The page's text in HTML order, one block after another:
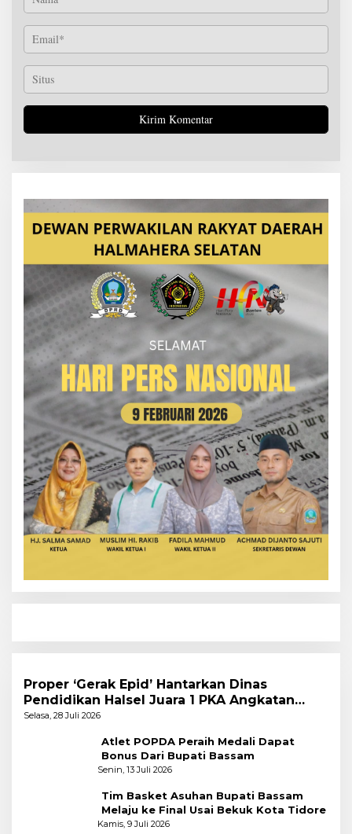
Proper ‘Gerak Epid’ Hantarkan Dinas
Pendidikan Halsel Juara 1 PKA Angkatan
Pertama
Selasa, 28 Juli 2026
Atlet POPDA Peraih Medali Dapat
Senin, 13 Juli 2026
Tim Basket Asuhan Bupati Bassam
Melaju ke Final Usai Bekuk Kota Tidore
Kamis, 9 Juli 2026